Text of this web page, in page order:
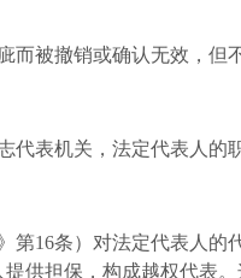
而被撤销或确认无效，但
代表机关，法定代表人的
第16条）对法定代表人的
供担保，构成越权代表